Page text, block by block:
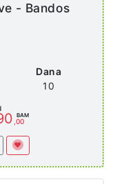
Dana
10
- Bandos
BAM
,00